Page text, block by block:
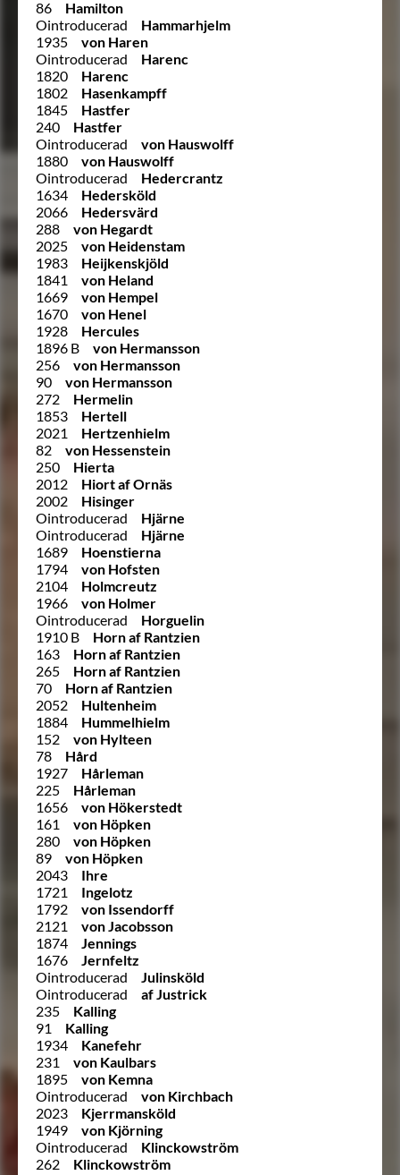
86
Hamilton
Ointroducerad
Hammarhjelm
1935
von Haren
Ointroducerad
Harenc
1820
Harenc
1802
Hasenkampff
1845
Hastfer
240
Hastfer
Ointroducerad
von Hauswolff
1880
von Hauswolff
Ointroducerad
Hedercrantz
1634
Hedersköld
2066
Hedersvärd
288
von Hegardt
2025
von Heidenstam
1983
Heijkenskjöld
1841
von Heland
1669
von Hempel
1670
von Henel
1928
Hercules
1896 B
von Hermansson
256
von Hermansson
90
von Hermansson
272
Hermelin
1853
Hertell
2021
Hertzenhielm
82
von Hessenstein
250
Hierta
2012
Hiort af Ornäs
2002
Hisinger
Ointroducerad
Hjärne
Ointroducerad
Hjärne
1689
Hoenstierna
1794
von Hofsten
2104
Holmcreutz
1966
von Holmer
Ointroducerad
Horguelin
1910 B
Horn af Rantzien
163
Horn af Rantzien
265
Horn af Rantzien
70
Horn af Rantzien
2052
Hultenheim
1884
Hummelhielm
152
von Hylteen
78
Hård
1927
Hårleman
225
Hårleman
1656
von Hökerstedt
161
von Höpken
280
von Höpken
89
von Höpken
2043
Ihre
1721
Ingelotz
1792
von Issendorff
2121
von Jacobsson
1874
Jennings
1676
Jernfeltz
Ointroducerad
Julinsköld
Ointroducerad
af Justrick
235
Kalling
91
Kalling
1934
Kanefehr
231
von Kaulbars
1895
von Kemna
Ointroducerad
von Kirchbach
2023
Kjerrmansköld
1949
von Kjörning
Ointroducerad
Klinckowström
262
Klinckowström